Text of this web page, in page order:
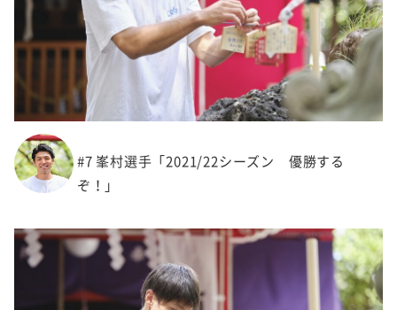
#7 峯村選手「2021/22シーズン 優勝する
ぞ！」